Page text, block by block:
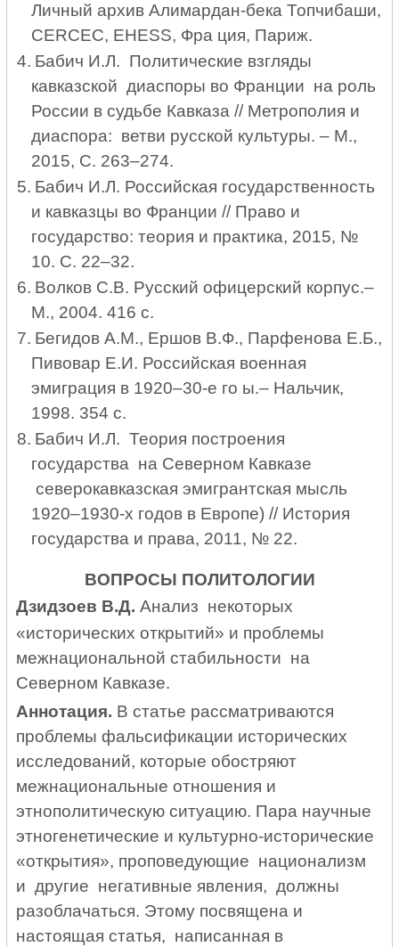
Личный архив Алимардан-бека Топчибаши,
CERCEC, EHESS, Фра ция, Париж.
4. Бабич И.Л. Политические взгляды
кавказской диаспоры во Франции на роль
России в судьбе Кавказа // Метрополия и
диаспора: ветви русской культуры. – М.,
2015, С. 263–274.
5. Бабич И.Л. Российская государственность
и кавказцы во Франции // Право и
государство: теория и практика, 2015, №
10. С. 22–32.
6. Волков С.В. Русский офицерский корпус.–
М., 2004. 416 с.
7. Бегидов А.М., Ершов В.Ф., Парфенова Е.Б.,
Пивовар Е.И. Российская военная
эмиграция в 1920–30-е го ы.– Нальчик,
1998. 354 с.
8. Бабич И.Л. Теория построения
государства на Северном Кавказе
северокавказская эмигрантская мысль
1920–1930-х годов в Европе) // История
государства и права, 2011, № 22.
ВОПРОСЫ ПОЛИТОЛОГИИ
Дзидзоев В.Д. Анализ некоторых
«исторических открытий» и проблемы
межнациональной стабильности на
Северном Кавказе.
Аннотация. В статье рассматриваются
проблемы фальсификации исторических
исследований, которые обостряют
межнациональные отношения и
этнополитическую ситуацию. Пара научные
этногенетические и культурно-исторические
«открытия», проповедующие национализм
и другие негативные явления, должны
разоблачаться. Этому посвящена и
настоящая статья, написанная в